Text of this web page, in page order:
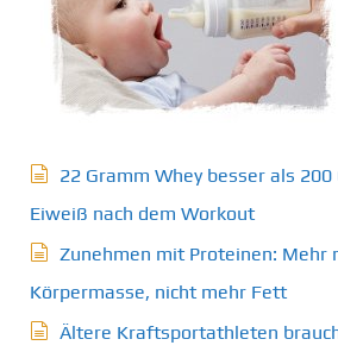
22 Gramm Whey besser als 200
Eiweiß nach dem Workout
Zunehmen mit Proteinen: Mehr
Körpermasse, nicht mehr Fett
Ältere Kraftsportathleten